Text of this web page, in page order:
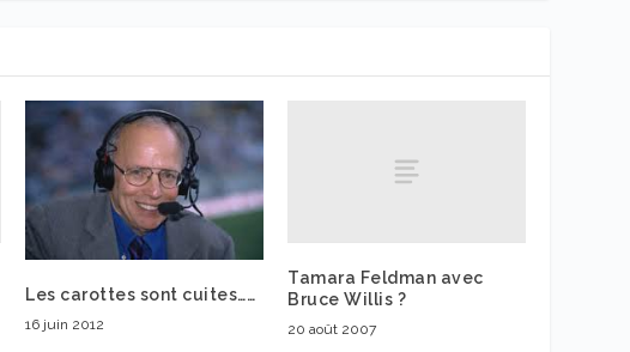
Les carottes sont cuites……
16 juin 2012
Tamara Feldman avec
Bruce Willis ?
20 août 2007